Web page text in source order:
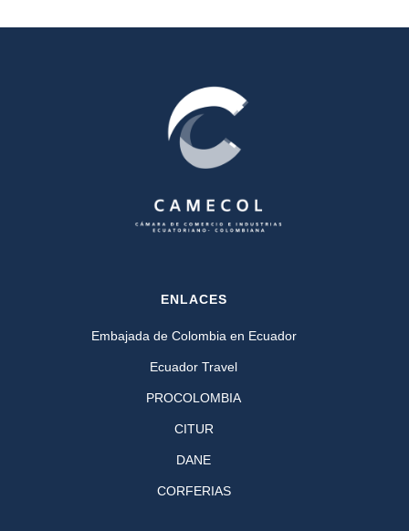
ENLACES
Embajada de Colombia en Ecuador
Ecuador Travel
PROCOLOMBIA
CITUR
DANE
CORFERIAS